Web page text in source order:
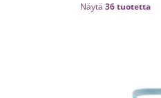
Näytä 36 tuotetta